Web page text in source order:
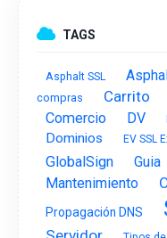
TAGS
Asphalt SSL
compras
Carrito
Comercio DV
Dominios EV SSL
GlobalSign Guia
Mantenimiento
Propagación DNS